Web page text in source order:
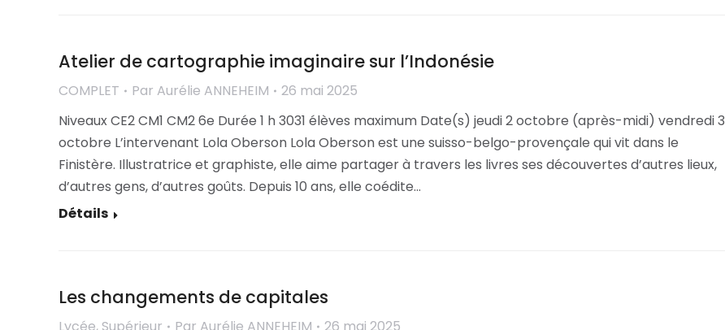
Atelier de cartographie imaginaire sur l’Indonésie
COMPLET Par Aurélie ANNEHEIM
26 mai 2025
Niveaux CE2 CM1 CM2 6e Durée 1 h 3031 élèves maximum Date(s) jeudi 2 octobre (après-midi) vendredi 3
octobre L’intervenant Lola Oberson Lola Oberson est une suisso-belgo-provençale qui vit dans le
Finistère. Illustratrice et graphiste, elle aime partager à travers les livres ses découvertes d’autres lieux,
d’autres gens, d’autres goûts. Depuis 10 ans, elle coédite…
Détails
Les changements de capitales